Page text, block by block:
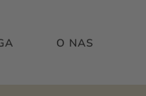
O NAS